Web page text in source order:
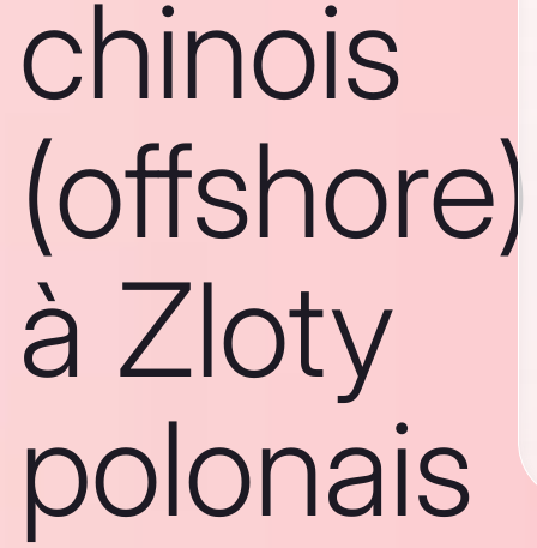
chinois
(offshore)
à Zloty
polonais